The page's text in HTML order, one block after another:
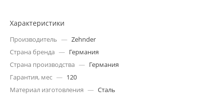
Характеристики
Производитель — Zehnder
Страна бренда — Германия
Страна производства — Германия
Гарантия, мес — 120
Материал изготовления — Сталь